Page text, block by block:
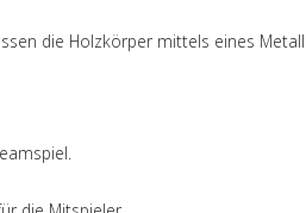
die Holzkörper mittels eines